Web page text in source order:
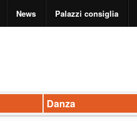
News Palazzi consiglia
Danza